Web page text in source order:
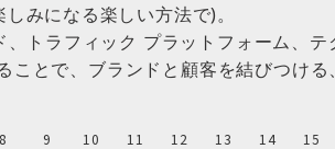
みになる楽しい方法で)。
トラフィック プラットフォーム、
ことで、ブランドと顧客を結びつけ
8 9 10 11 12 13 14 15